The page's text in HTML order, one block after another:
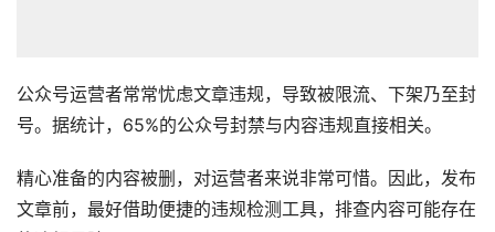
公众号运营者常常忧虑文章违规，导致被限流、下架乃至封
号。据统计，65%的公众号封禁与内容违规直接相关。
精心准备的内容被删，对运营者来说非常可惜。因此，发布
文章前，最好借助便捷的违规检测工具，排查内容可能存在